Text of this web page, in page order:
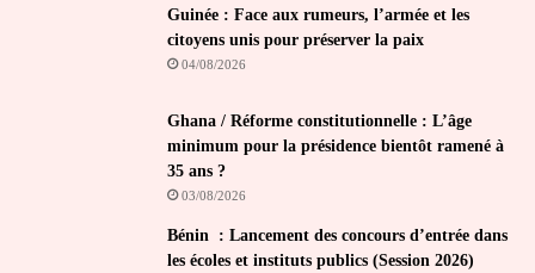
Guinée : Face aux rumeurs, l’armée et les
citoyens unis pour préserver la paix
04/08/2026
Ghana / Réforme constitutionnelle : L’âge
minimum pour la présidence bientôt ramené à
35 ans ?
03/08/2026
Bénin : Lancement des concours d’entrée dans
les écoles et instituts publics (Session 2026)